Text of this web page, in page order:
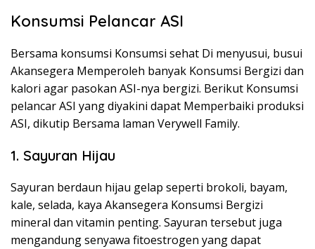
Konsumsi Pelancar ASI
Bersama konsumsi Konsumsi sehat Di menyusui, busui
Akansegera Memperoleh banyak Konsumsi Bergizi dan
kalori agar pasokan ASI-nya bergizi. Berikut Konsumsi
pelancar ASI yang diyakini dapat Memperbaiki produksi
ASI, dikutip Bersama laman Verywell Family.
1. Sayuran Hijau
Sayuran berdaun hijau gelap seperti brokoli, bayam,
kale, selada, kaya Akansegera Konsumsi Bergizi
mineral dan vitamin penting. Sayuran tersebut juga
mengandung senyawa fitoestrogen yang dapat